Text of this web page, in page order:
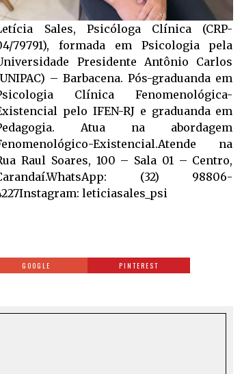
Sales, Psicóloga Clínica (CRP-
79791), formada em Psicologia pela
Presidente Antônio Carlos
– Barbacena. Pós-graduanda em
Clínica Fenomenológica-
pelo IFEN-RJ e graduanda em
Atua na abordagem
Existencial.Atende na
Raul Soares, 100 – Sala 01 – Centro,
(32) 98806-
leticiasales_psi
GOOGLE PINTEREST